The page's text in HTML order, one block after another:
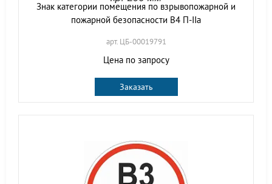
Знак категории помещения по взрывопожарной и
пожарной безопасности В4 П-IIа
арт. ЦБ-00019791
Цена по запросу
Заказать